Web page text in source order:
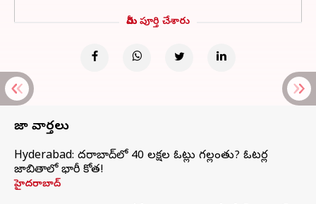
మీరు పూర్తి చేశారు
తాజా వార్తలు
Hyderabad: హైదరాబాద్‌లో 40 లక్షల ఓట్లు గల్లంతు? ఓటర్ల
జాబితాలో భారీ కోత!
హైదరాబాద్